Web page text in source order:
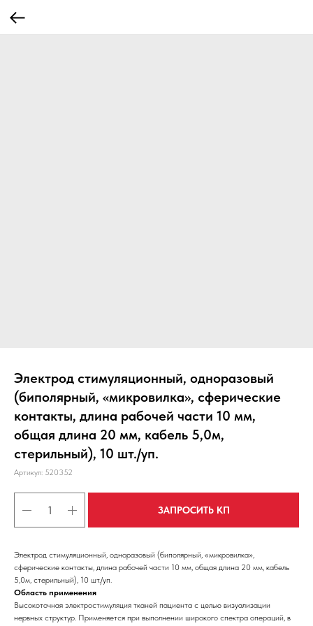
Электрод стимуляционный, одноразовый
(биполярный, «микровилка», сферические
контакты, длина рабочей части 10 мм,
общая длина 20 мм, кабель 5,0м,
стерильный), 10 шт./уп.
Артикул: 520352
ЗАПРОСИТЬ КП
Электрод стимуляционный, одноразовый (биполярный, «микровилка»,
сферические контакты, длина рабочей части 10 мм, общая длина 20 мм, кабель
5,0м, стерильный), 10 шт./уп.
Область применения
Высокоточная электростимуляция тканей пациента с целью визуализации
нервных структур. Применяется при выполнении широкого спектра операций, в